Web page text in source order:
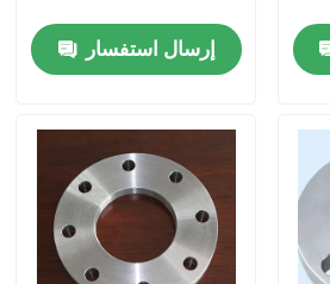
منزل
إتصال
المنتجات
إرسال استفسار